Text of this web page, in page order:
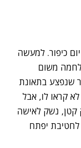
כיפור. למעשה
משום
שנפצע בתאונת
קראו לו, אבל
קטן, נשק לאישה
לחטיבת יפתח